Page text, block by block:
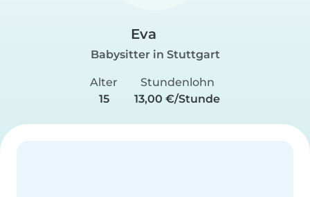
Eva
Babysitter in Stuttgart
Alter
15
Stundenlohn
13,00 €/Stunde